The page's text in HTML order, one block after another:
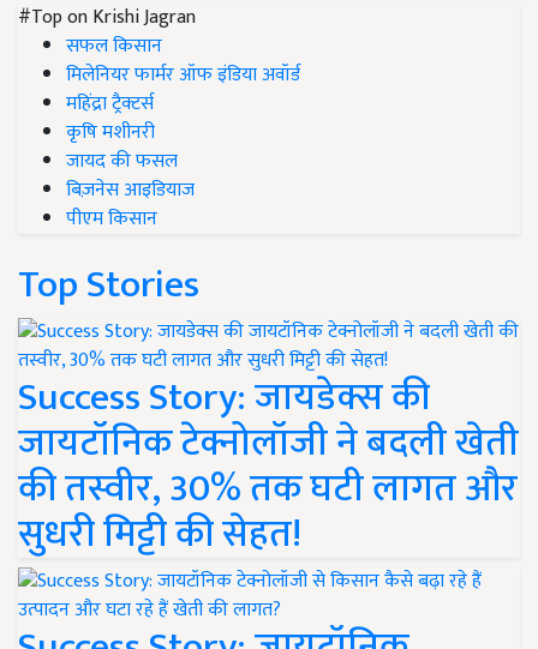
#Top on Krishi Jagran
सफल किसान
मिलेनियर फार्मर ऑफ इंडिया अवॉर्ड
महिंद्रा ट्रैक्टर्स
कृषि मशीनरी
जायद की फसल
बिज़नेस आइडियाज
पीएम किसान
Top Stories
Success Story: जायडेक्स की
जायटॉनिक टेक्नोलॉजी ने बदली खेती
की तस्वीर, 30% तक घटी लागत और
सुधरी मिट्टी की सेहत!